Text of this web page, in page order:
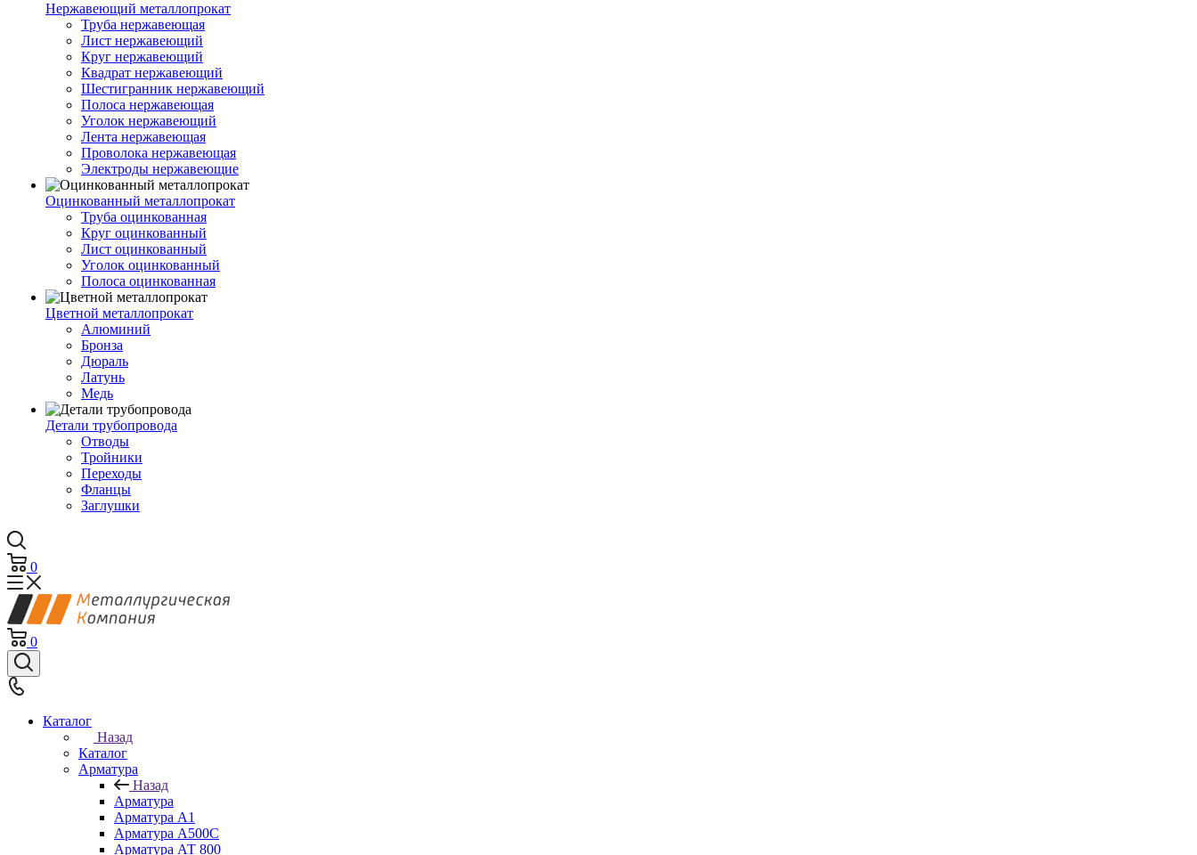
Нержавеющий металлопрокат
Труба нержавеющая
Лист нержавеющий
Круг нержавеющий
Квадрат нержавеющий
Шестигранник нержавеющий
Полоса нержавеющая
Уголок нержавеющий
Лента нержавеющая
Проволока нержавеющая
Электроды нержавеющие
Оцинкованный металлопрокат
Труба оцинкованная
Круг оцинкованный
Лист оцинкованный
Уголок оцинкованный
Полоса оцинкованная
Цветной металлопрокат
Алюминий
Бронза
Дюраль
Латунь
Медь
Детали трубопровода
Отводы
Тройники
Переходы
Фланцы
Заглушки
0
0
Каталог
Назад
Каталог
Арматура
Назад
Арматура
Арматура А1
Арматура А500С
Арматура АТ 800